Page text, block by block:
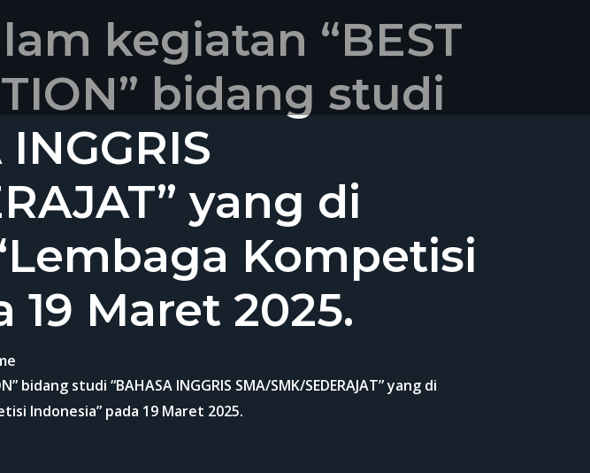
kegiatan “BEST
bidang studi
yang di
Kompetisi
19 Maret 2025.
bidang studi “BAHASA INGGRIS SMA/SMK/SEDERAJAT” yang di
Indonesia” pada 19 Maret 2025.